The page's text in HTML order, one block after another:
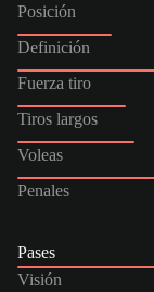
Posición
Definición
Fuerza tiro
Tiros largos
Voleas
Penales
Pases
Visión